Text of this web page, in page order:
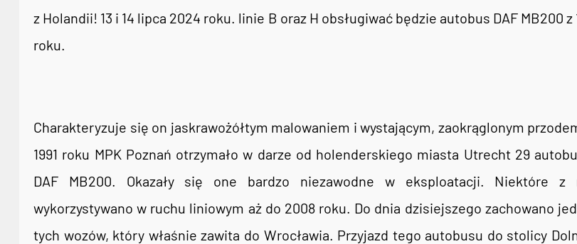
z Holandii! 13 i 14 lipca 2024 roku. linie B oraz H obsługiwać będzie autobus DAF MB200 z
roku.
Charakteryzuje się on jaskrawożółtym malowaniem i wystającym, zaokrąglonym
1991 roku MPK Poznań otrzymało w darze od holenderskiego miasta Utrecht 29
DAF MB200. Okazały się one bardzo niezawodne w eksploatacji. Niektóre z
wykorzystywano w ruchu liniowym aż do 2008 roku. Do dnia dzisiejszego zachowano
tych wozów, który właśnie zawita do Wrocławia. Przyjazd tego autobusu do stolicy